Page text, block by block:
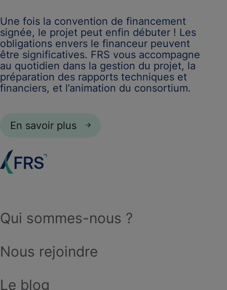
Une fois la convention de financement
signée, le projet peut enfin débuter ! Les
obligations envers le financeur peuvent
être significatives. FRS vous accompagne
au quotidien dans la gestion du projet, la
préparation des rapports techniques et
financiers, et l’animation du consortium.
En savoir plus
Qui sommes-nous ?
Nous rejoindre
Le blog